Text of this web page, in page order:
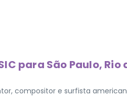
para São Paulo, Rio
compositor e surfista